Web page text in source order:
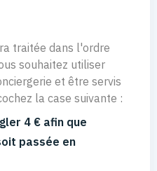
traitée dans l'ordre
souhaitez utiliser
et être servis
la case suivante :
4 € afin que
passée en